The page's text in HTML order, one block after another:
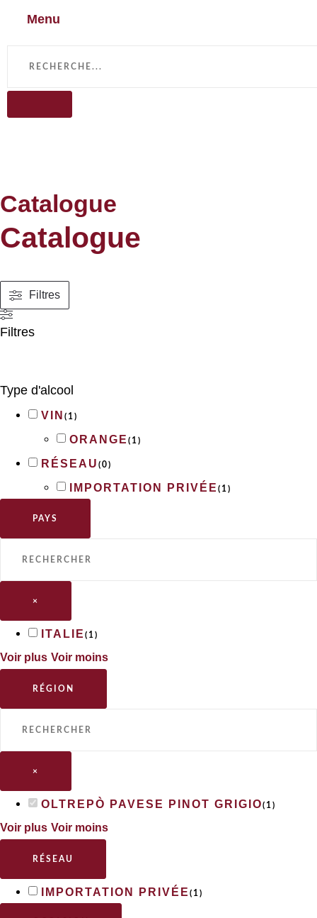
Menu
Catalogue
Catalogue
Filtres
Filtres
Type d'alcool
VIN ( 1 )
ORANGE ( 1 )
RÉSEAU (0)
IMPORTATION PRIVÉE ( 1 )
PAYS
×
ITALIE ( 1 )
Voir plus Voir moins
RÉGION
×
OLTREPÒ PAVESE PINOT GRIGIO( 1 )
Voir plus Voir moins
RÉSEAU
IMPORTATION PRIVÉE ( 1 )